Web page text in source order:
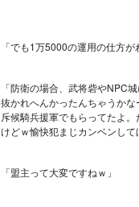
「でも1万5000の運用の仕方
「防衛の場合、武将砦やNPC
抜かれへんかったんちゃうか
斥候騎兵援軍でもらってたよ
けどｗ愉快犯まじカンベンし
「盟主って大変ですねｗ」